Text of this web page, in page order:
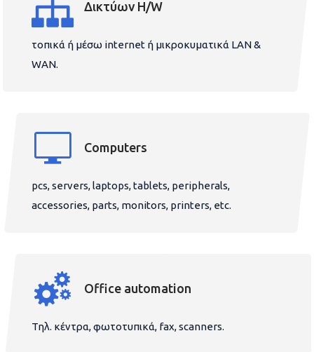
Δικτύων H/W
τοπικά ή μέσω internet ή μικροκυματικά LAN &
WAN.
Computers
pcs, servers, laptops, tablets, peripherals,
accessories, parts, monitors, printers, etc.
Office automation
Τηλ. κέντρα, φωτοτυπικά, fax, scanners.